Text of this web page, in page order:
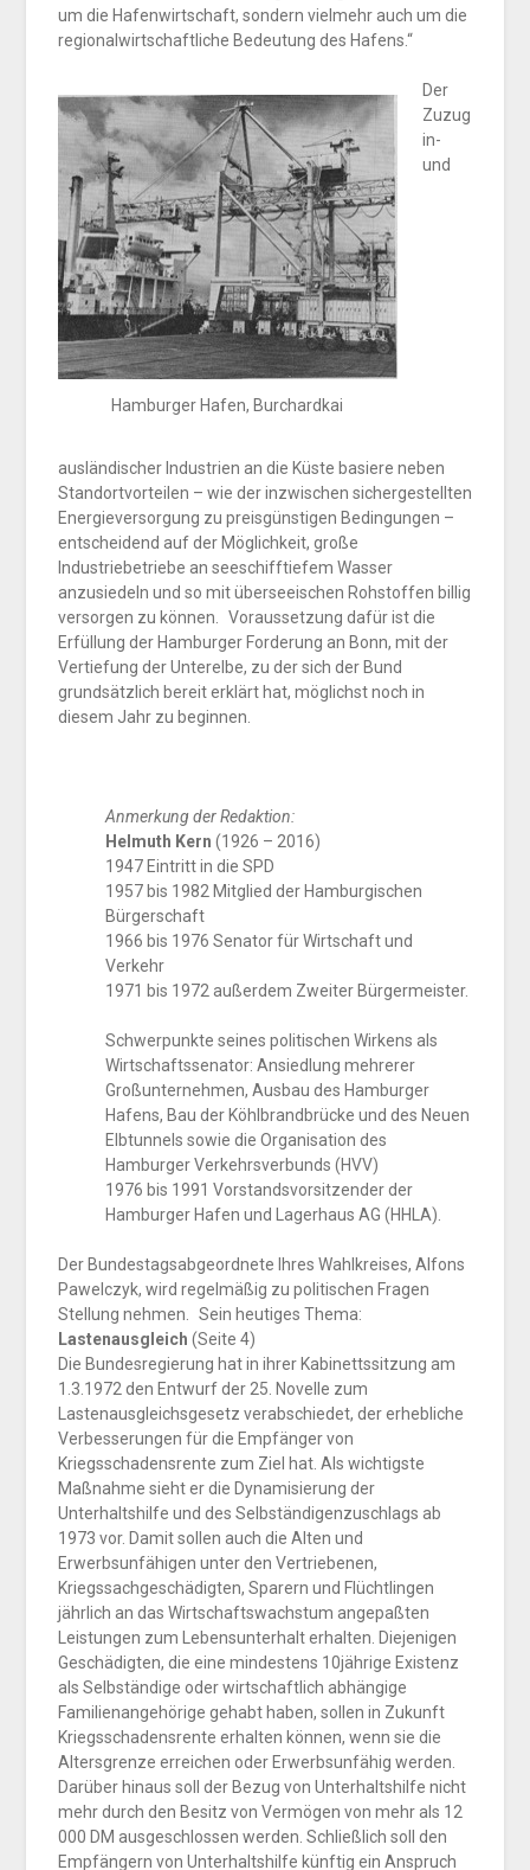
um die Hafenwirtschaft, sondern vielmehr auch um die
regionalwirtschaftliche Bedeutung des Hafens.“
Hamburger Hafen, Burchardkai
Der
Zuzug
in-
und
ausländischer Industrien an die Küste basiere neben
Standortvorteilen – wie der inzwischen sichergestellten
Energieversorgung zu preisgünstigen Bedingungen –
entscheidend auf der Möglichkeit, große
Industriebetriebe an seeschifftiefem Wasser
anzusiedeln und so mit überseeischen Rohstoffen billig
versorgen zu können. Voraussetzung dafür ist die
Erfüllung der Hamburger Forderung an Bonn, mit der
Vertiefung der Unterelbe, zu der sich der Bund
grundsätzlich bereit erklärt hat, möglichst noch in
diesem Jahr zu beginnen.
Anmerkung der Redaktion:
H elmuth Kern (1926 – 2016)
1947 Eintritt in die SPD
1957 bis 1982 Mitglied der Hamburgischen
Bürgerschaft
1966 bis 1976 Senator für Wirtschaft und
Verkehr
1971 bis 1972 außerdem Zweiter Bürgermeister.
Schwerpunkte seines politischen Wirkens als
Wirtschaftssenator: Ansiedlung mehrerer
Großunternehmen, Ausbau des Hamburger
Hafens, Bau der Köhlbrandbrücke und des Neuen
Elbtunnels sowie die Organisation des
Hamburger Verkehrsverbunds (HVV)
1976 bis 1991 Vorstandsvorsitzender der
Hamburger Hafen und Lagerhaus AG (HHLA).
Der Bundestagsabgeordnete Ihres Wahlkreises, Alfons
Pawelczyk, wird regelmäßig zu politischen Fragen
Stellung nehmen. Sein heutiges Thema:
Lastenausgleich (Seite 4)
Die Bundesregierung hat in ihrer Kabinettssitzung am
1.3.1972 den Entwurf der 25. Novelle zum
Lastenausgleichsgesetz verabschiedet, der erhebliche
Verbesserungen für die Empfänger von
Kriegsschadensrente zum Ziel hat. Als wichtigste
Maßnahme sieht er die Dynamisierung der
Unterhaltshilfe und des Selbständigenzuschlags ab
1973 vor. Damit sollen auch die Alten und
Erwerbsunfähigen unter den Vertriebenen,
Kriegssachgeschädigten, Sparern und Flüchtlingen
jährlich an das Wirtschaftswachstum angepaßten
Leistungen zum Lebensunterhalt erhalten. Diejenigen
Geschädigten, die eine mindestens 10jährige Existenz
als Selbständige oder wirtschaftlich abhängige
Familienangehörige gehabt haben, sollen in Zukunft
Kriegsschadensrente erhalten können, wenn sie die
Altersgrenze erreichen oder Erwerbsunfähig werden.
Darüber hinaus soll der Bezug von Unterhaltshilfe nicht
mehr durch den Besitz von Vermögen von mehr als 12
000 DM ausgeschlossen werden. Schließlich soll den
Empfängern von Unterhaltshilfe künftig ein Anspruch